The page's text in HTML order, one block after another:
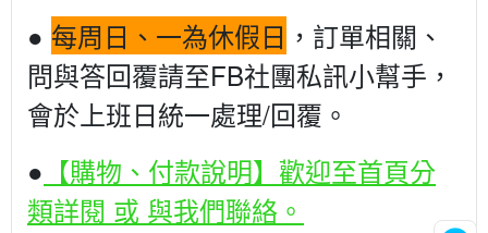
● 每周日、一為休假日 ，訂單相關、
問與答回覆請至FB社團私訊小幫手，
會於上班日統一處理/回覆。
● 【購物、付款說明】歡迎至首頁分
類詳閱 或 與我們聯絡。